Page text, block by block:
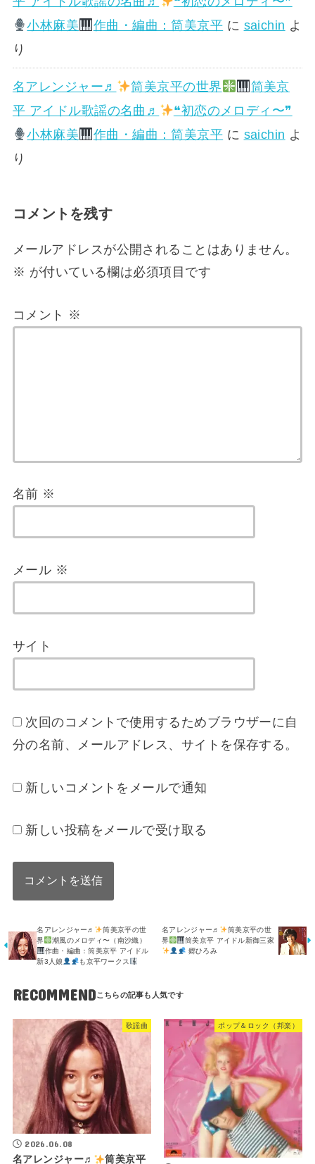
小林麻美
作曲・編曲：筒美京平 に saichin よ
り
名アレンジャー♬ 筒美京平の世界
筒美京
平 アイドル歌謡の名曲♬
❝初恋のメロディ〜❞
小林麻美
作曲・編曲：筒美京平 に saichin よ
り
コメントを残す
メールアドレスが公開されることはありません。
※ が付いている欄は必須項目です
コメント ※
名前 ※
メール ※
サイト
次回のコメントで使用するためブラウザーに自
分の名前、メールアドレス、サイトを保存する。
新しいコメントをメールで通知
新しい投稿をメールで受け取る
名アレンジャー♬
筒美京平の世
界
潮風のメロディ〜（南沙織）
作曲・編曲：筒美京平 アイドル
新3人娘
も京平ワークス
名アレンジャー♬
筒美京平の世
界
筒美京平 アイドル新御三家
郷ひろみ
RECOMMEND
歌謡曲
2026.06.08
名アレンジャー♬
筒美京平
ポップ＆ロック（邦楽）